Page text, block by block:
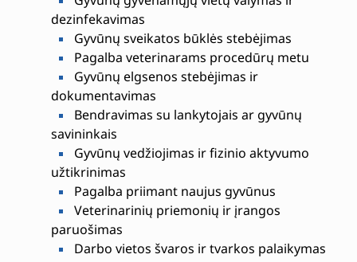
dezinfekavimas
Gyvūnų sveikatos būklės stebėjimas
Pagalba veterinarams procedūrų metu
Gyvūnų elgsenos stebėjimas ir
dokumentavimas
Bendravimas su lankytojais ar gyvūnų
savininkais
Gyvūnų vedžiojimas ir fizinio aktyvumo
užtikrinimas
Pagalba priimant naujus gyvūnus
Veterinarinių priemonių ir įrangos
paruošimas
Darbo vietos švaros ir tvarkos palaikymas